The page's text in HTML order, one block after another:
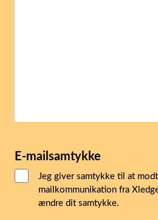
E-mailsamtykke
Jeg giver samtykke til at
mailkommunikation fra
ændre dit samtykke.